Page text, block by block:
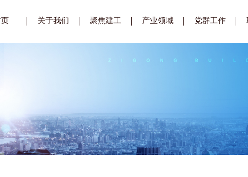
关于我们
组织架构
企业荣誉
公司视频
聚焦建工
招标公示
供应商库
产业领域 党群工作